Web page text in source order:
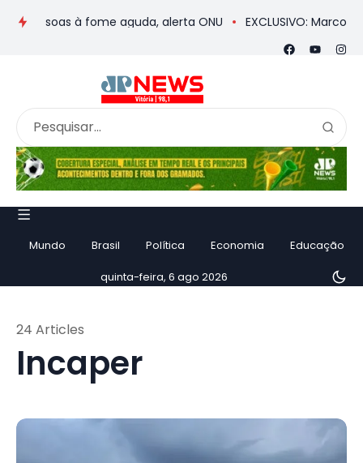
à fome aguda, alerta ONU EXCLUSIVO: Marcos do Val
Mundo Brasil Política Economia Educação
quinta-feira, 6 ago 2026
Incaper
24 Articles